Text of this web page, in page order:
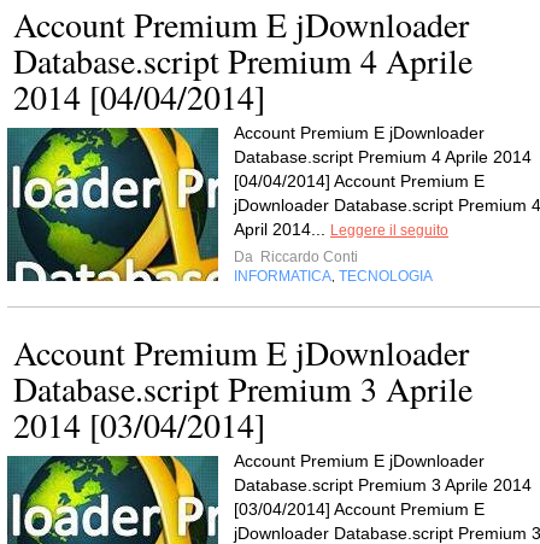
Account Premium E jDownloader
Database.script Premium 4 Aprile
2014 [04/04/2014]
Account Premium E jDownloader
Database.script Premium 4 Aprile 2014
[04/04/2014] Account Premium E
jDownloader Database.script Premium 4
April 2014...
Leggere il seguito
Da Riccardo Conti
INFORMATICA TECNOLOGIA
Account Premium E jDownloader
Database.script Premium 3 Aprile
2014 [03/04/2014]
Account Premium E jDownloader
Database.script Premium 3 Aprile 2014
[03/04/2014] Account Premium E
jDownloader Database.script Premium 3